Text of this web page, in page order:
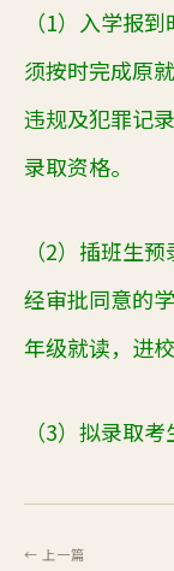
（1）入学报
须按时完成原
违规及犯罪记
录取资格。
（2）插班生预
经审批同意的
年级就读，进
（3）拟录取考
← 上一篇